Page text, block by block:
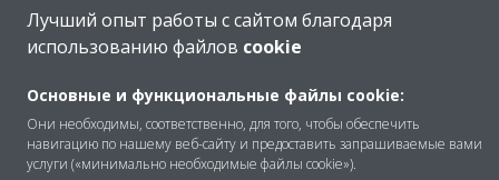
Передбачене правом повідомлення
Примітка про файли cookie
Політика конфіденційності даних
Лучший опыт работы с сайтом благодаря
использованию файлов cookie
Основные и функциональные файлы cookie:
Они необходимы, соответственно, для того, чтобы обеспечить
навигацию по нашему веб-сайту и предоставить запрашиваемые вами
услуги («минимально необходимые файлы cookie»).